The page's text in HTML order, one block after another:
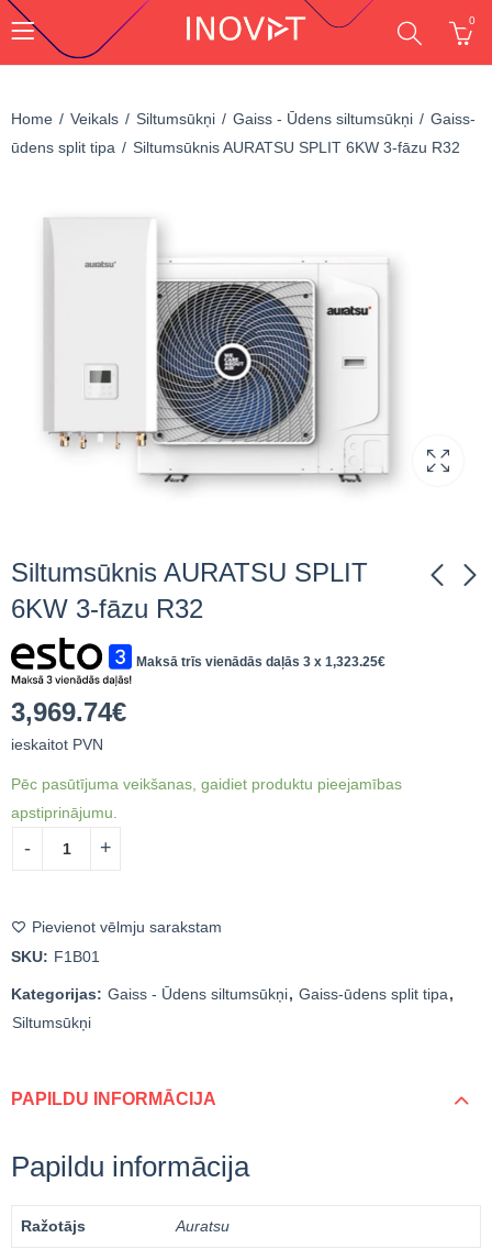
0
Home Veikals Siltumsūkņi Gaiss - Ūdens siltumsūkņi
Gaiss-
ūdens split tipa
Siltumsūknis AURATSU SPLIT 6KW 3-fāzu R32
Siltumsūknis AURATSU SPLIT
6KW 3-fāzu R32
AURATSU SPLIT 3-
Compress 3000 AWS
Maksā trīs vienādās daļās 3 x 1,323.25€
3,969.74€
ieskaitot PVN
Pēc pasūtījuma veikšanas, gaidiet produktu pieejamības
apstiprinājumu.
Pievienot vēlmju sarakstam
SKU: F1B01
Kategorijas: Gaiss - Ūdens siltumsūkņi, Gaiss-ūdens split tipa,
Siltumsūkņi
PAPILDU INFORMĀCIJA
Papildu informācija
Ražotājs Auratsu